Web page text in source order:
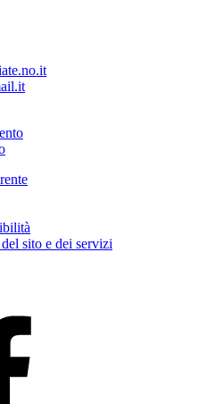
sito e dei servizi